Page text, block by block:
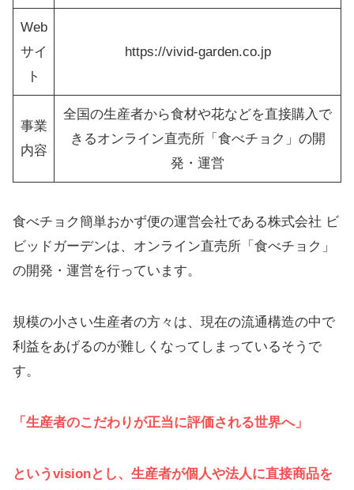
Web
サイ
ト
https://vivid-garden.co.jp
事業
内容
全国の生産者から食材や花などを直接購入で
きるオンライン直売所「食べチョク」の開
発・運営
食べチョク簡単おかず便の運営会社である株式会社 ビ
ビッドガーデンは、オンライン直売所「食べチョク」
の開発・運営を行っています。
規模の小さい生産者の方々は、現在の流通構造の中で
利益をあげるのが難しくなってしまっているそうで
す。
「生産者のこだわりが正当に評価される世界へ」
というvisionとし、生産者が個人や法人に直接商品を